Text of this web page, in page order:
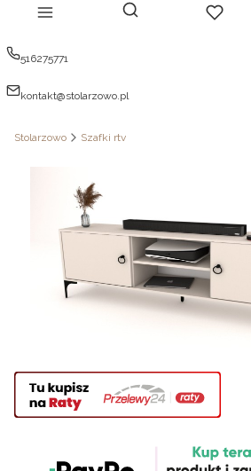
Menu Otwórz wyszukiwarkę
Szukaj Ulubione
516275771
kontakt@stolarzowo.pl
Stolarzowo Szafki rtv